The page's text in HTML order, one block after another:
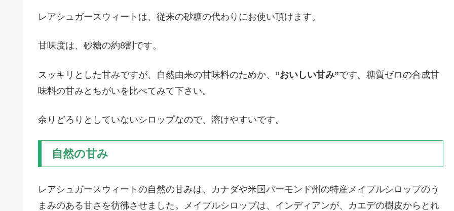
レアシュガースウィートは、従来の砂糖の代わりにお使い頂けます。
甘味度は、砂糖の約8割です。
スッキリとした甘みですが、自然由来の甘味料のためか、 ”おいしい甘み”です。糖質ゼロの合成甘
味料の甘みとちがいを比べてみて下さい。
余りどろりとしていないシロップなので、溶けやすいです。
自然の甘み
レアシュガースウィートの自然の甘みは、カナダや米国バーモンド州の特産メイプルシロップのう
まみのある甘さを彷彿させました。メイプルシロップは、インディアンが、カエデの樹皮からとれ